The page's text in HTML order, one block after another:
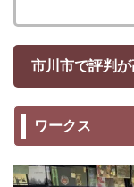
市川市で評判
ワークス